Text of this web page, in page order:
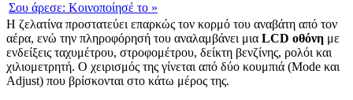
Σου άρεσε: Κοινοποίησέ το »
Η ζελατίνα προστατεύει επαρκώς τον κορμό του αναβάτη από τον
αέρα, ενώ την πληροφόρησή του αναλαμβάνει μια LCD οθόνη με
ενδείξεις ταχυμέτρου, στροφομέτρου, δείκτη βενζίνης, ρολόι και
χιλιομετρητή. Ο χειρισμός της γίνεται από δύο κουμπιά (Mode και
Adjust) που βρίσκονται στο κάτω μέρος της.